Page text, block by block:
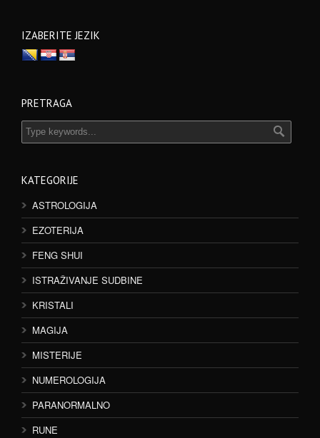
IZABERITE JEZIK
PRETRAGA
KATEGORIJE
ASTROLOGIJA
EZOTERIJA
FENG SHUI
ISTRAŽIVANJE SUDBINE
KRISTALI
MAGIJA
MISTERIJE
NUMEROLOGIJA
PARANORMALNO
RUNE